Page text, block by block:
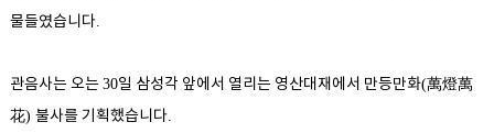
물들였습니다.
관음사는 오는 30일 삼성각 앞에서 열리는 영산대재에서 만등만화(萬燈萬
花) 불사를 기획했습니다.